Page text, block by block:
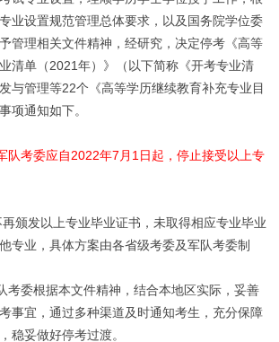
业设置规范管理总体要求，以及国务院学位委
管理相关文件精神，经研究，决定停考《高等
清单（2021年）》（以下简称《开考专业清
与管理等22个《高等学历继续教育补充专业目
项通知如下。
队考委应自2022年7月1日起，停止接受以上专
颁发以上专业毕业证书，未取得相应专业毕业
专业，具体方案由各省级考委及军队考委制
考委根据本文件精神，结合本地区实际，妥善
事宜，通过多种渠道及时通知考生，充分保障
稳妥做好停考过渡。